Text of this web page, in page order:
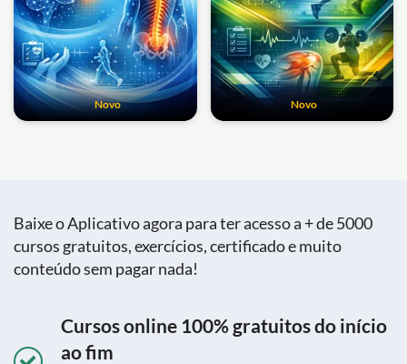
Novo Novo
Baixe o Aplicativo agora para ter acesso a + de 5000
cursos gratuitos, exercícios, certificado e muito
conteúdo sem pagar nada!
Cursos online 100% gratuitos do início
ao fim